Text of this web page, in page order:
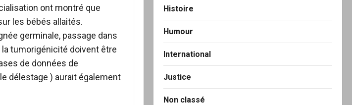
ont montré que
les bébés allaités.
germinale, passage dans
tumorigénicité doivent être
de données de
délestage ) aurait également
Histoire
Humour
International
Justice
Non classé